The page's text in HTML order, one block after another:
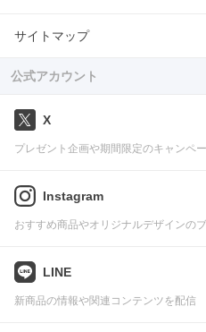
サイトマップ
公式アカウント
X
プレゼント企画や期間限定のキャンペ
Instagram
おすすめ商品やオリジナルデザインの
LINE
新商品の情報や関連コンテンツを配信